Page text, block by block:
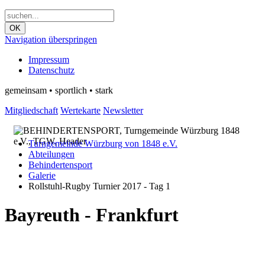
OK
Navigation überspringen
Impressum
Datenschutz
gemeinsam • sportlich • stark
Mitgliedschaft Wertekarte Newsletter
Turngemeinde Würzburg von 1848 e.V.
Abteilungen
Behindertensport
Galerie
Rollstuhl-Rugby Turnier 2017 - Tag 1
Bayreuth - Frankfurt